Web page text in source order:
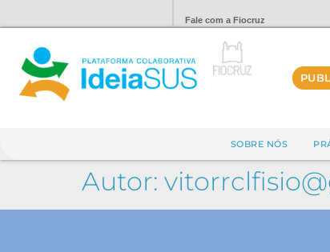
Fale com a Fiocruz
SOBRE NÓS
Autor: